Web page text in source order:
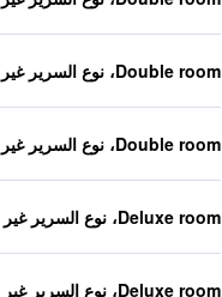
Double room، نوع السرير غير معروف
Double room، نوع السرير غير معروف
Deluxe room، نوع السرير غير معروف
Deluxe room، نوع السرير غير معروف